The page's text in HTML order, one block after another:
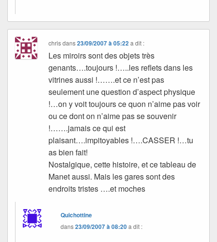
chrisdans23/09/2007 à 05:22 a dit :
Les miroirs sont des objets très
genants….toujours !…..les reflets dans les
vitrines aussi !…….et ce n’est pas
seulement une question d’aspect physique
!…on y voit toujours ce quon n’aime pas voir
ou ce dont on n’aime pas se souvenir
!…….jamais ce qui est
plaisant….impitoyables !….CASSER !…tu
as bien fait!
Nostalgique, cette histoire, et ce tableau de
Manet aussi. Mais les gares sont des
endroits tristes ….et moches
Quichottine
dans23/09/2007 à 08:20a dit :